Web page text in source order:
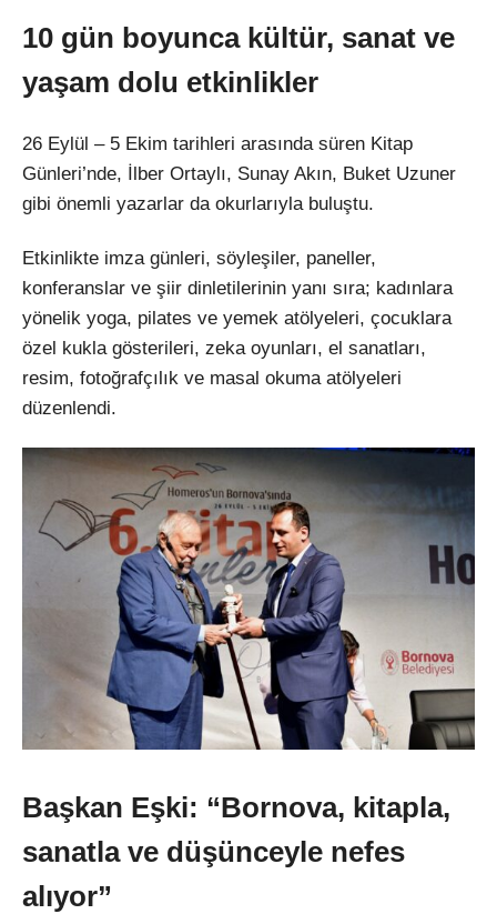
10 gün boyunca kültür, sanat ve
yaşam dolu etkinlikler
26 Eylül – 5 Ekim tarihleri arasında süren Kitap
Günleri’nde, İlber Ortaylı, Sunay Akın, Buket Uzuner
gibi önemli yazarlar da okurlarıyla buluştu.
Etkinlikte imza günleri, söyleşiler, paneller,
konferanslar ve şiir dinletilerinin yanı sıra; kadınlara
yönelik yoga, pilates ve yemek atölyeleri, çocuklara
özel kukla gösterileri, zeka oyunları, el sanatları,
resim, fotoğrafçılık ve masal okuma atölyeleri
düzenlendi.
Başkan Eşki: “Bornova, kitapla,
sanatla ve düşünceyle nefes
alıyor”